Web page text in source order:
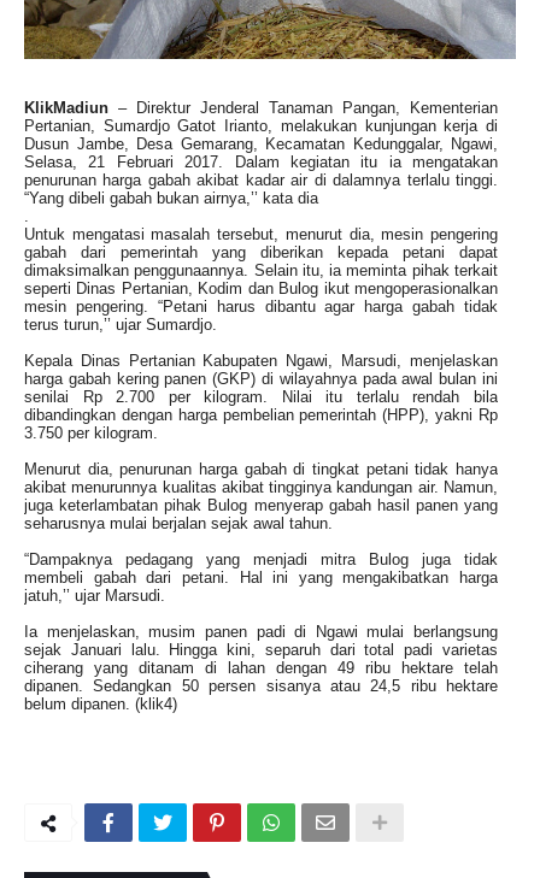
KlikMadiun – Direktur Jenderal Tanaman Pangan, Kementerian
Pertanian, Sumardjo Gatot Irianto, melakukan kunjungan kerja di
Dusun Jambe, Desa Gemarang, Kecamatan Kedunggalar, Ngawi,
Selasa, 21 Februari 2017. Dalam kegiatan itu ia mengatakan
penurunan harga gabah akibat kadar air di dalamnya terlalu tinggi.
“Yang dibeli gabah bukan airnya,’’ kata dia
.
Untuk mengatasi masalah tersebut, menurut dia, mesin pengering
gabah dari pemerintah yang diberikan kepada petani dapat
dimaksimalkan penggunaannya. Selain itu, ia meminta pihak terkait
seperti Dinas Pertanian, Kodim dan Bulog ikut mengoperasionalkan
mesin pengering. “Petani harus dibantu agar harga gabah tidak
terus turun,’’ ujar Sumardjo.
Kepala Dinas Pertanian Kabupaten Ngawi, Marsudi, menjelaskan
harga gabah kering panen (GKP) di wilayahnya pada awal bulan ini
senilai Rp 2.700 per kilogram. Nilai itu terlalu rendah bila
dibandingkan dengan harga pembelian pemerintah (HPP), yakni Rp
3.750 per kilogram.
Menurut dia, penurunan harga gabah di tingkat petani tidak hanya
akibat menurunnya kualitas akibat tingginya kandungan air. Namun,
juga keterlambatan pihak Bulog menyerap gabah hasil panen yang
seharusnya mulai berjalan sejak awal tahun.
“Dampaknya pedagang yang menjadi mitra Bulog juga tidak
membeli gabah dari petani. Hal ini yang mengakibatkan harga
jatuh,’’ ujar Marsudi.
Ia menjelaskan, musim panen padi di Ngawi mulai berlangsung
sejak Januari lalu. Hingga kini, separuh dari total padi varietas
ciherang yang ditanam di lahan dengan 49 ribu hektare telah
dipanen. Sedangkan 50 persen sisanya atau 24,5 ribu hektare
belum dipanen. (klik4)